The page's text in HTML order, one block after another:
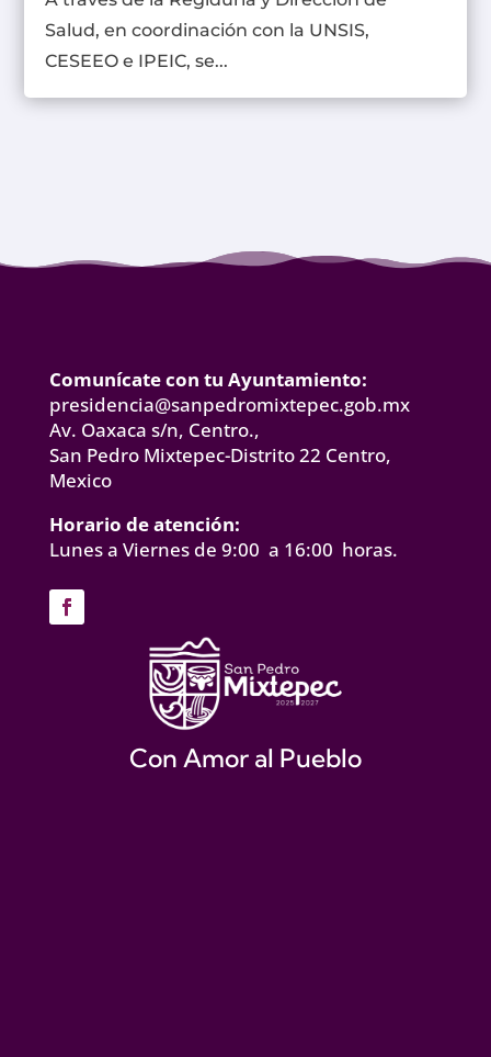
Salud, en coordinación con la UNSIS,
CESEEO e IPEIC, se...
Comunícate con tu Ayuntamiento:
presidencia@sanpedromixtepec.gob.mx
Av. Oaxaca s/n, Centro.,
San Pedro Mixtepec-Distrito 22 Centro,
Mexico
Horario de atención:
Lunes a Viernes de 9:00 a 16:00 horas.
Con Amor al Pueblo